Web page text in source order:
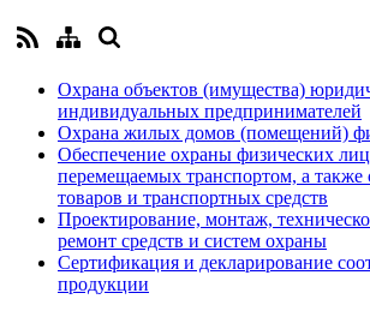
Охрана объектов (имущества)
индивидуальных предпринимателей
Охрана жилых домов (помещений)
Обеспечение охраны физических
перемещаемых транспортом, а также
товаров и транспортных средств
Проектирование, монтаж,
ремонт средств и систем охраны
Сертификация и декларирование
продукции